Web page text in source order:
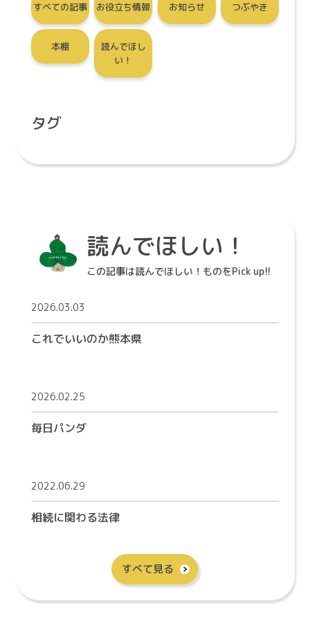
すべての記事 お役立ち情報 お知らせ つぶやき
本棚
読んでほし
い！
タグ
読んでほしい！
この記事は読んでほしい！ものをPick up!!
2026.03.03
これでいいのか熊本県
2026.02.25
毎日パンダ
2022.06.29
相続に関わる法律
すべて見る